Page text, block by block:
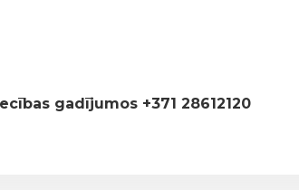
gadījumos +371 28612120